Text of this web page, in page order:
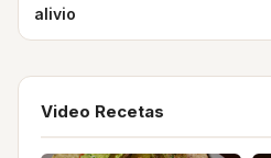
alivio
Video Recetas